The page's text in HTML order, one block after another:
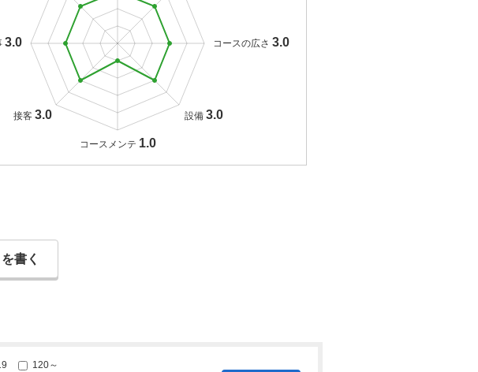
コースの広さ 3.0
設備 3.0
コースメンテ 1.0
接客 3.0
3.0
書く
120～